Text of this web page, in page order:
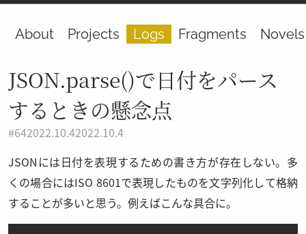
About Projects Logs Fragments Novels
JSON.parse()で日付をパース
するときの懸念点
#642022.10.42022.10.4
JSONには日付を表現するための書き方が存在しない。多
くの場合にはISO 8601で表現したものを文字列化して格納
することが多いと思う。例えばこんな具合に。